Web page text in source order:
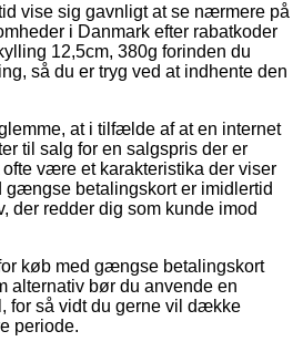
vise sig gavnligt at se nærmere på
i Danmark efter rabatkoder
12,5cm, 380g forinden du
så du er tryg ved at indhente den
at i tilfælde af at en internet
til salg for en salgspris der er
være et karakteristika der viser
gængse betalingskort er imidlertid
der redder dig som kunde imod
køb med gængse betalingskort
alternativ bør du anvende en
for så vidt du gerne vil dække
periode.